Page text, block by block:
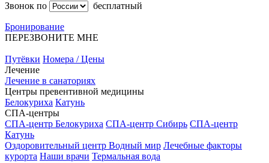
Звонок по
бесплатный
Бронирование
ПЕРЕЗВОНИТЕ МНЕ
Путёвки Номера / Цены
Лечение
Лечение в санаториях
Центры превентивной медицины
Белокуриха Катунь
СПА-центры
СПА-центр Белокуриха СПА-центр Сибирь СПА-центр
Катунь
Оздоровительный центр Водный мир Лечебные факторы
курорта Наши врачи Термальная вода